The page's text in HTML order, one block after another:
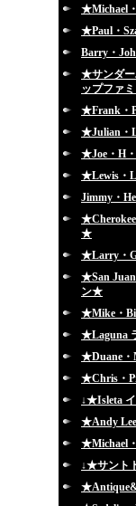
★Michael
★Paul・
Barry・
★サンダー
ップファ
★Frank・
★Julian・
★Joe・H
★Lewis・
Jimmy・
★
★Larry・
★San
ン★
★Mike・
★Laguna
★Duane・
★Chris・
↓★Isleta
★Andy
★Michael
↓★サント